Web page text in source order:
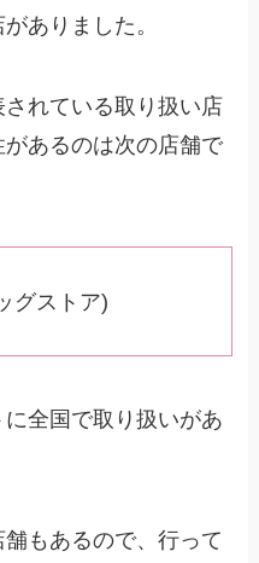
ありました。
れている取り扱い店
あるのは次の店舗で
グストア)
に全国で取り扱いがあ
もあるので、行って